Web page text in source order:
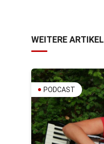
WEITERE ARTIKEL
PODCAST